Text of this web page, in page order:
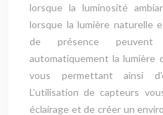
lorsque la luminosité
lorsque la lumière naturelle
de présence
automatiquement la lumière
vous permettant ainsi
L’utilisation de capteurs
éclairage et de créer un